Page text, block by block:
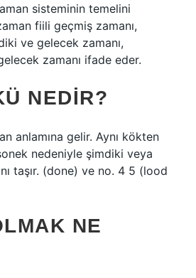
sisteminin temelini
fiili geçmiş zamanı,
ve gelecek zamanı,
zamanı ifade eder.
NEDIR?
anlamına gelir. Aynı kökten
nedeniyle şimdiki veya
taşır. (done) ve no. 4 5 (lood
NE